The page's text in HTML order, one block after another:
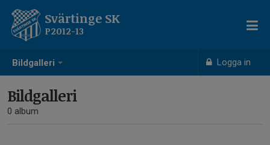
Bildgalleri Logga in
Svärtinge SK
P2012-13
Bildgalleri
0 album